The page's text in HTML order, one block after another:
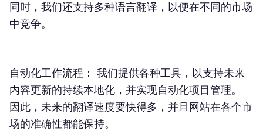
同时，我们还支持多种语言翻译，以便在不同的市场
中竞争。
自动化工作流程：
我们提供各种工具，以支持未来
内容更新的持续本地化，并实现自动化项目管理。
因此，未来的翻译速度要快得多，并且网站在各个市
场的准确性都能保持。